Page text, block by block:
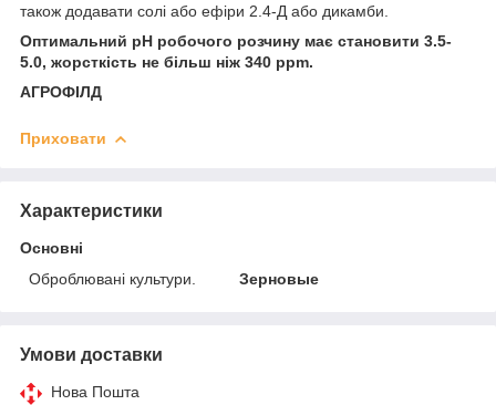
також додавати солі або ефіри 2.4-Д або дикамби.
Оптимальний pH робочого розчину має становити 3.5-
5.0, жорсткість не більш ніж 340 ppm.
АГРОФІЛД
Приховати
Характеристики
Основні
Оброблювані культури.
Зерновые
Умови доставки
Нова Пошта